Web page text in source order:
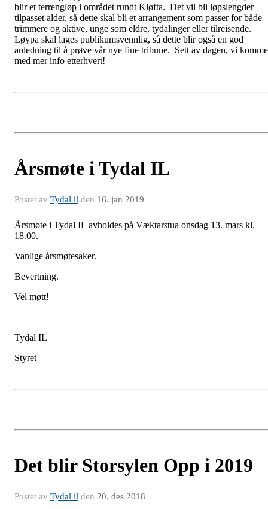
blir et terrengløp i området rundt Kløfta. Det vil bli løpslengder
tilpasset alder, så dette skal bli et arrangement som passer for både
trimmere og aktive, unge som eldre, tydalinger eller tilreisende.
Løypa skal lages publikumsvennlig, så dette blir også en god
anledning til å prøve vår nye fine tribune. Sett av dagen, vi
med mer info etterhvert!
Årsmøte i Tydal IL
Postet av Tydal il den 16. jan 2019
Årsmøte i Tydal IL avholdes på Væktarstua onsdag 13. mars kl.
18.00.
Vanlige årsmøtesaker.
Bevertning.
Vel møtt!
Tydal IL
Styret
Det blir Storsylen Opp i 2019
Postet av Tydal il den 20. des 2018